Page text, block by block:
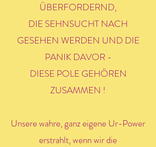
ÜBERFORDERND,
DIE SEHNSUCHT NACH
GESEHEN WERDEN UND DIE
PANIK DAVOR -
DIESE POLE GEHÖREN
ZUSAMMEN !
Unsere wahre, ganz eigene Ur-Power
erstrahlt, wenn wir die